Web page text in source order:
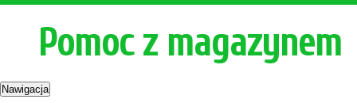
Pomoc z magazynem
Nawigacja